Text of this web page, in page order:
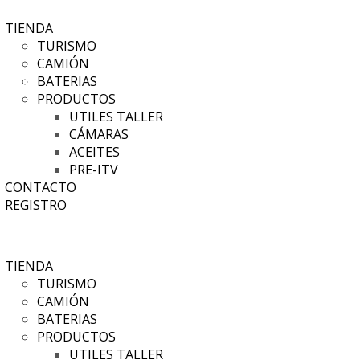
TIENDA
TURISMO
CAMIÓN
BATERIAS
PRODUCTOS
UTILES TALLER
CÁMARAS
ACEITES
PRE-ITV
CONTACTO
REGISTRO
TIENDA
TURISMO
CAMIÓN
BATERIAS
PRODUCTOS
UTILES TALLER